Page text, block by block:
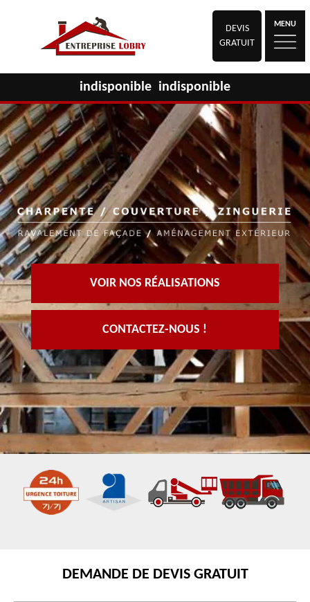
DEVIS
GRATUIT
MENU
indisponible indisponible
VOIR NOS RÉALISATIONS
CONTACTEZ-NOUS !
DEMANDE DE DEVIS GRATUIT